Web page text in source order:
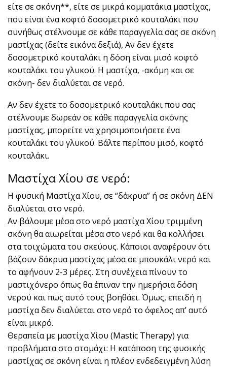
είτε σε σκόνη**, είτε σε μικρά κομματάκια μαστίχας,
που είναι ένα κοφτό δοσομετρικό κουταλάκι που
συνήθως στέλνουμε σε κάθε παραγγελία σας σε σκόνη
μαστίχας (δείτε εικόνα δεξιά), Αν δεν έχετε
δοσομετρικό κουταλάκι η δόση είναι μισό κοφτό
κουταλάκι του γλυκού. Η μαστίχα, -ακόμη και σε
σκόνη- δεν διαλύεται σε νερό.
Αν δεν έχετε το δοσομετρικό κουταλάκι που σας
στέλνουμε δωρεάν σε κάθε παραγγελία σκόνης
μαστίχας, μπορείτε να χρησιμοποιήσετε ένα
κουταλάκι του γλυκού. Βάλτε περίπου μισό, κοφτό
κουταλάκι.
Μαστίχα Χίου σε νερό:
Η φυσική Μαστίχα Χίου, σε “δάκρυα” ή σε σκόνη ΔΕΝ
διαλύεται στο νερό.
Αν βάλουμε μέσα στο νερό μαστίχα Χίου τριμμένη
σκόνη θα αιωρείται μέσα στο νερό και θα κολλήσει
στα τοιχώματα του σκεύους. Κάποιοι αναφέρουν ότι
βάζουν δάκρυα μαστίχας μέσα σε μπουκάλι νερό και
το αφήνουν 2-3 μέρες. Στη συνέχεια πίνουν το
μαστιχόνερο όπως θα έπιναν την ημερήσια δόση
νερού και πως αυτό τους βοηθάει. Όμως, επειδή η
μαστίχα δεν διαλύεται στο νερό το όφελος απ’ αυτό
είναι μικρό.
Θεραπεία με μαστίχα Χίου (Mastic Therapy) για
προβλήματα στο στομάχι: Η κατάποση της φυσικής
μαστίχας σε σκόνη είναι η πλέον ενδεδειγμένη λύση